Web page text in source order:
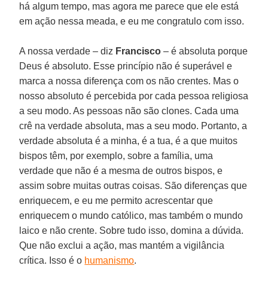
há algum tempo, mas agora me parece que ele está
em ação nessa meada, e eu me congratulo com isso.
A nossa verdade – diz Francisco – é absoluta porque
Deus é absoluto. Esse princípio não é superável e
marca a nossa diferença com os não crentes. Mas o
nosso absoluto é percebida por cada pessoa religiosa
a seu modo. As pessoas não são clones. Cada uma
crê na verdade absoluta, mas a seu modo. Portanto, a
verdade absoluta é a minha, é a tua, é a que muitos
bispos têm, por exemplo, sobre a família, uma
verdade que não é a mesma de outros bispos, e
assim sobre muitas outras coisas. São diferenças que
enriquecem, e eu me permito acrescentar que
enriquecem o mundo católico, mas também o mundo
laico e não crente. Sobre tudo isso, domina a dúvida.
Que não exclui a ação, mas mantém a vigilância
crítica. Isso é o humanismo.